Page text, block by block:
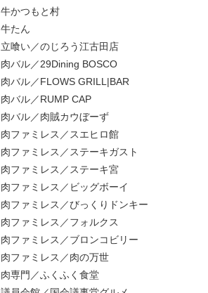
牛かつもと村
牛たん
立喰い／のじろう江古田店
肉バル／29Dining BOSCO
肉バル／FLOWS GRILL|BAR
肉バル／RUMP CAP
肉バル／肉賊カウぼーず
肉ファミレス／スエヒロ館
肉ファミレス／ステーキガスト
肉ファミレス／ステーキ宮
肉ファミレス／ビッグボーイ
肉ファミレス／びっくりドンキー
肉ファミレス／フォルクス
肉ファミレス／ブロンコビリー
肉ファミレス／肉の万世
肉専門／ふくふく食堂